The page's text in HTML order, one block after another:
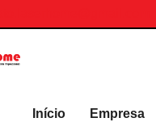
Início Empresa